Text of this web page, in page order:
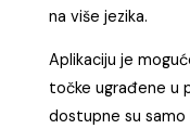
na više jezika.
Aplikaciju je
točke ugrađene u
dostupne su samo